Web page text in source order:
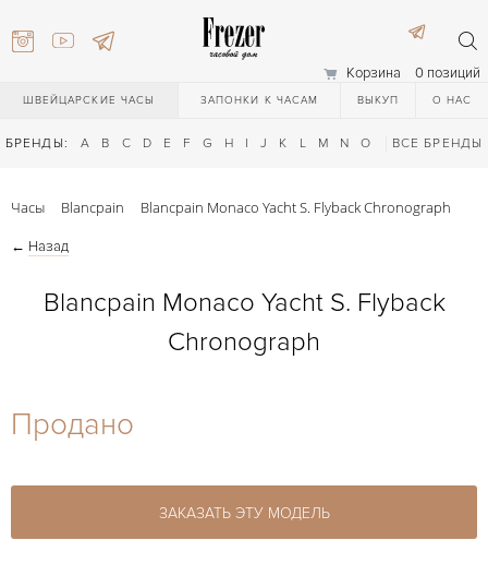
Корзина 0 позиций
ШВЕЙЦАРСКИЕ ЧАСЫ ЗАПОНКИ К ЧАСАМ ВЫКУП О НАС
БРЕНДЫ: A B C D E F G H I J K L M N O Q R S T
ВСЕ БРЕНДЫ
27-44
Часы Blancpain Blancpain Monaco Yacht S. Flyback Chronograph
← Назад
Blancpain Monaco Yacht S. Flyback
Chronograph
Продано
ЗАКАЗАТЬ ЭТУ МОДЕЛЬ